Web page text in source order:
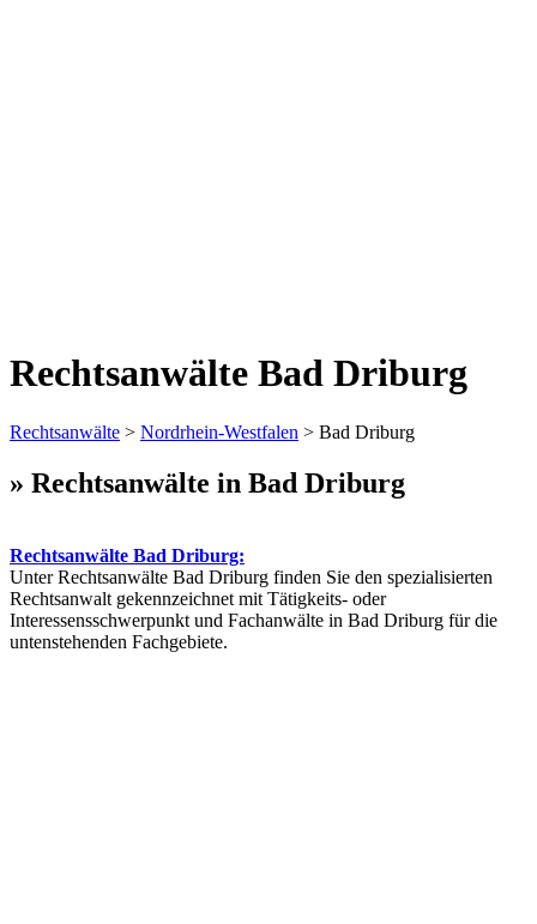
Rechtsanwälte Bad Driburg
Rechtsanwälte > Nordrhein-Westfalen > Bad Driburg
» Rechtsanwälte in Bad Driburg
Rechtsanwälte Bad Driburg:
Unter Rechtsanwälte Bad Driburg finden Sie den spezialisierten
Rechtsanwalt gekennzeichnet mit Tätigkeits- oder
Interessensschwerpunkt und Fachanwälte in Bad Driburg für die
untenstehenden Fachgebiete.